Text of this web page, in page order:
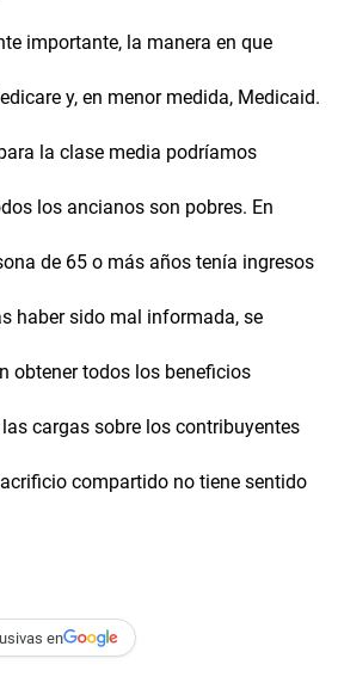
importante, la manera en que
y, en menor medida, Medicaid.
la clase media podríamos
los ancianos son pobres. En
de 65 o más años tenía ingresos
haber sido mal informada, se
obtener todos los beneficios
cargas sobre los contribuyentes
compartido no tiene sentido
en